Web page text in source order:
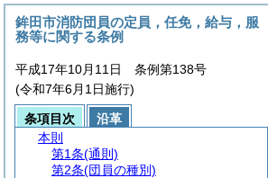
鉾田市消防団員の定員，任免，給与，服
務等に関する条例
平成17年10月11日 条例第138号
(令和7年6月1日施行)
条項目次
沿革
本則
第1条(通則)
第2条(団員の種別)